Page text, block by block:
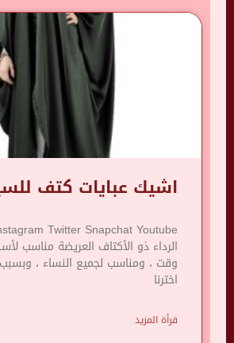
اشيك عبايات كتف
الرداء ذو ​​الأكتاف العريضة مناسب
وقت ، ومناسب لجميع النساء ،
اخترنا
قرأة المزيد